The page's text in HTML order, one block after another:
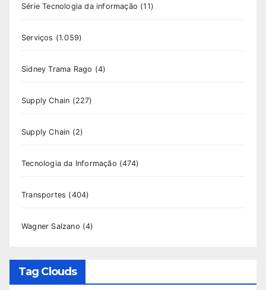
Série Tecnologia da informação (11)
Serviços (1.059)
Sidney Trama Rago (4)
Supply Chain (227)
Supply Chain (2)
Tecnologia da Informação (474)
Transportes (404)
Wagner Salzano (4)
Tag Clouds